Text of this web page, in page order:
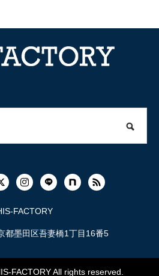
FACTORY
都墨田区吾妻橋1丁目16番5
FACTORYAll rights reserved.